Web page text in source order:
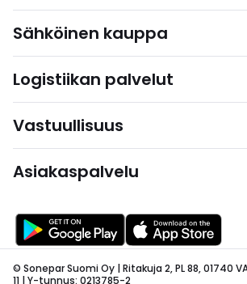
Sähköinen kauppa
Logistiikan palvelut
Vastuullisuus
Asiakaspalvelu
© Sonepar Suomi Oy | Ritakuja 2, PL 88, 01740
11 | Y-tunnus: 0213785-2